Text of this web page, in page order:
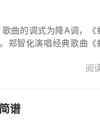
曲的调式为降A调，《
郑智化演唱经典歌曲《
阅
谱